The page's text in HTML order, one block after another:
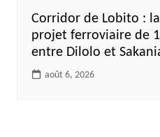
Corridor de Lobito :
projet ferroviaire de
entre Dilolo et
août 6, 2026